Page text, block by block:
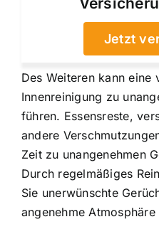
Jetzt
Des Weiteren kann eine
Innenreinigung zu
führen. Essensreste,
andere
Zeit zu unangenehmen
Durch regelmäßiges
Sie unerwünschte
angenehme